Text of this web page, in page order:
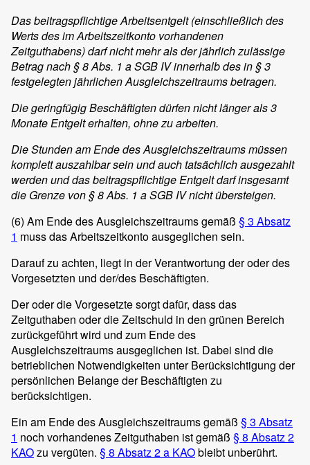
Das beitragspflichtige Arbeitsentgelt (einschließlich des
Werts des im Arbeitszeitkonto vorhandenen
Zeitguthabens) darf nicht mehr als der jährlich zulässige
Betrag nach § 8 Abs. 1 a SGB IVinnerhalb des in § 3
festgelegten jährlichen Ausgleichszeitraums betragen.
Die geringfügig Beschäftigten dürfen nicht länger als 3
Monate Entgelt erhalten, ohne zu arbeiten.
Die Stunden am Ende des Ausgleichszeitraums müssen
komplett auszahlbar sein und auch tatsächlich ausgezahlt
werden und das beitragspflichtige Entgelt darf insgesamt
die Grenze von § 8 Abs. 1 a SGB IVnicht übersteigen.
(6) Am Ende des Ausgleichszeitraums gemäß § 3 Absatz
1 muss das Arbeitszeitkonto ausgeglichen sein.
Darauf zu achten, liegt in der Verantwortung der oder des
Vorgesetzten und der/des Beschäftigten.
Der oder die Vorgesetzte sorgt dafür, dass das
Zeitguthaben oder die Zeitschuld in den grünen Bereich
zurückgeführt wird und zum Ende des
Ausgleichszeitraums ausgeglichen ist. Dabei sind die
betrieblichen Notwendigkeiten unter Berücksichtigung der
persönlichen Belange der Beschäftigten zu
berücksichtigen.
Ein am Ende des Ausgleichszeitraums gemäß § 3 Absatz
1 noch vorhandenes Zeitguthaben ist gemäß § 8 Absatz 2
KAOzu vergüten. § 8 Absatz 2 a KAObleibt unberührt.